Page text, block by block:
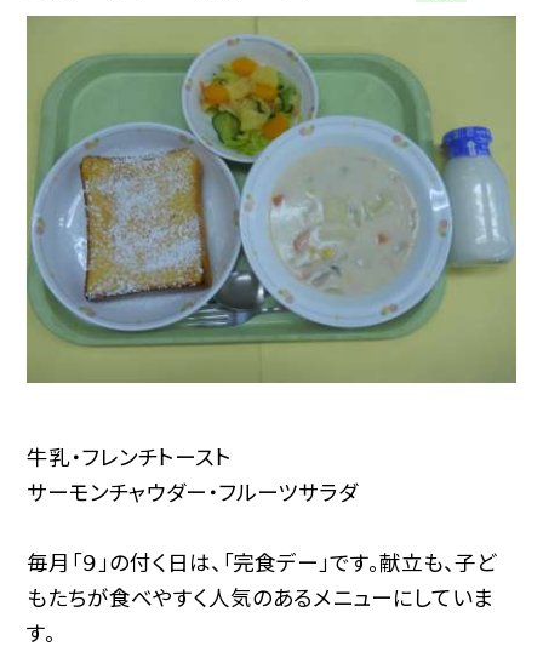
牛乳・フレンチトースト
サーモンチャウダー・フルーツサラダ
毎月「９」の付く日は、「完食デー」です。献立も、子ど
もたちが食べやすく人気のあるメニューにしていま
す。